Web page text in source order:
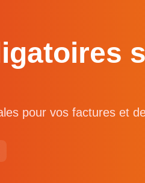
pour vos factures et